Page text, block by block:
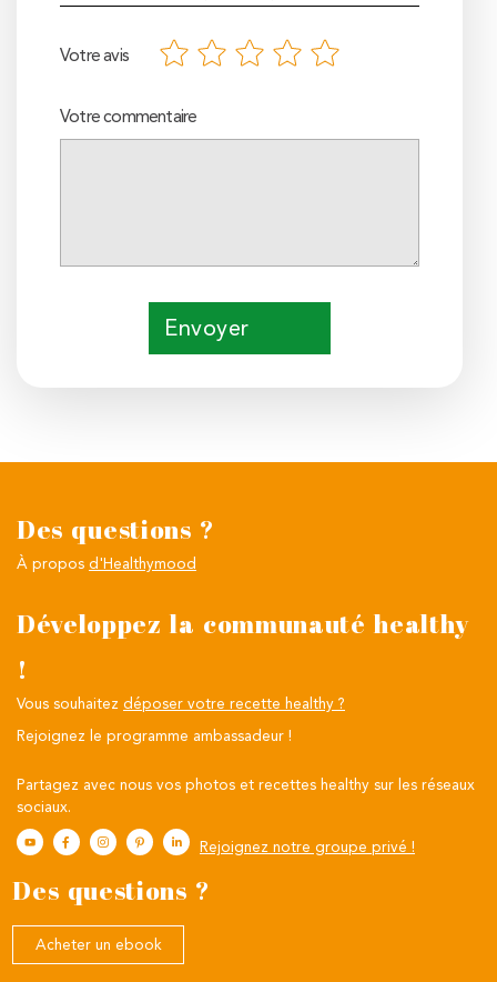
Votre avis
Votre commentaire
Envoyer
Des questions ?
À propos d'Healthymood
Développez la communauté healthy
!
Vous souhaitez déposer votre recette healthy ?
Rejoignez le programme ambassadeur !
Partagez avec nous vos photos et recettes healthy sur les réseaux
sociaux.
Rejoignez notre groupe privé !
Des questions ?
Acheter un ebook